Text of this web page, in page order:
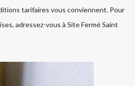
tarifaires vous conviennent. Pour
adressez-vous à Site Fermé Saint